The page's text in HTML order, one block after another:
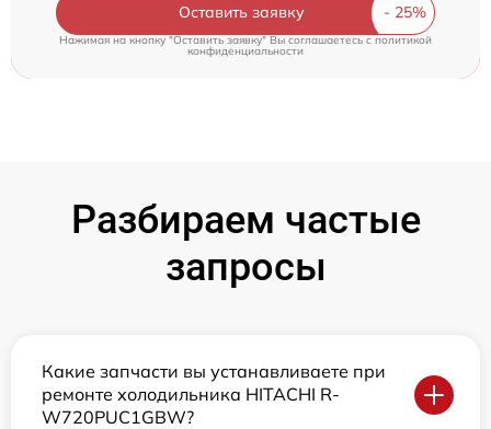
Оставить заявку
Нажимая на кнопку "Оставить заявку" Вы соглашаетесь cполитикой
конфиденциальности
Разбираем частые
запросы
Какие запчасти вы устанавливаете при
ремонте холодильника HITACHI R-
W720PUC1GBW?